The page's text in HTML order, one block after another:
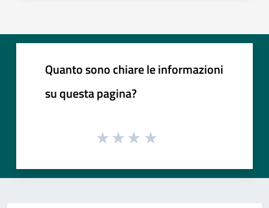
Quanto sono chiare le informazioni
su questa pagina?